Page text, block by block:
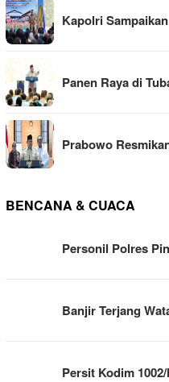
Kapolri
Panen Raya di
Prabowo
BENCANA & CUACA
Personil Polres
Banjir Terjang
Persit Kodim